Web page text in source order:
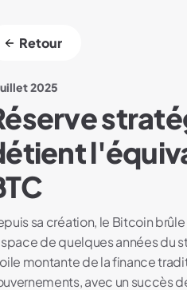
Retour
2025
sa création, le Bitcoin
de quelques années du
montante de la finance
avec un succès